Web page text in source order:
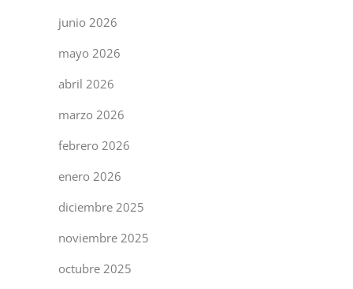
junio 2026
mayo 2026
abril 2026
marzo 2026
febrero 2026
enero 2026
diciembre 2025
noviembre 2025
octubre 2025